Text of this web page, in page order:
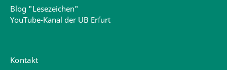
Blog "Lesezeichen"
YouTube-Kanal der UB Erfurt
Kontakt